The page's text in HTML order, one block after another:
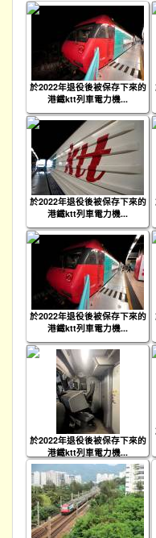
於2022年退役後被保存下來的
港鐵ktt列車電力機...
於2022年退役後被保存下來的
港鐵ktt列車電力機...
於2022年退役後被保存下來的
港鐵ktt列車電力機...
於2022年退役後被保存下來的
港鐵ktt列車電力機...